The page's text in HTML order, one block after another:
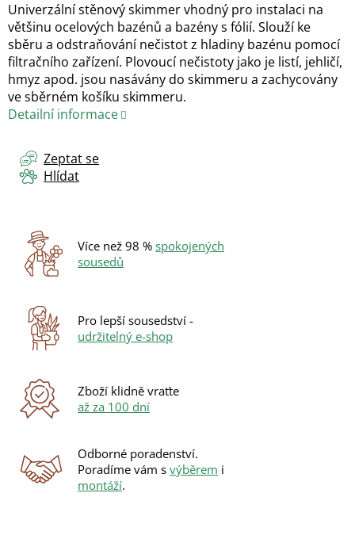
Univerzální stěnový skimmer vhodný pro instalaci na
většinu ocelových bazénů a bazény s fólií. Slouží ke
sběru a odstraňování nečistot z hladiny bazénu pomocí
filtračního zařízení. Plovoucí nečistoty jako je listí, jehličí,
hmyz apod. jsou nasávány do skimmeru a zachycovány
ve sběrném košíku skimmeru.
Detailní informace
Zeptat se
Hlídat
Více než 98 % spokojených
sousedů
Pro lepší sousedství -
udržitelný e-shop
Zboží klidně vraťte
až za 100 dní
Odborné poradenství.
Poradíme vám s výběrem i
montáží.